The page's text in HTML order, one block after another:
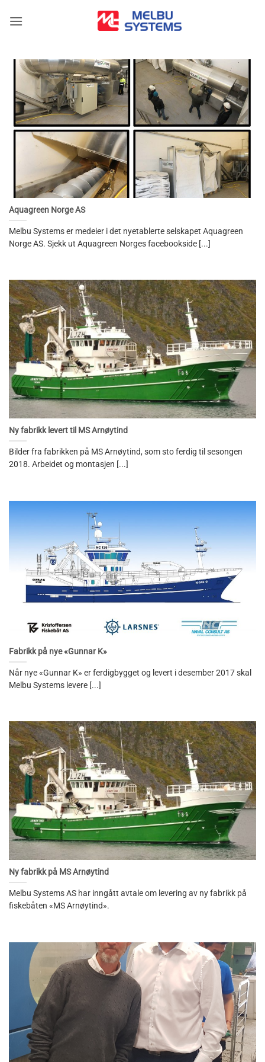
Aquagreen Norge AS
Melbu Systems er medeier i det nyetablerte selskapet Aquagreen
Norge AS. Sjekk ut Aquagreen Norges facebookside [...]
Ny fabrikk levert til MS Arnøytind
Bilder fra fabrikken på MS Arnøytind, som sto ferdig til sesongen
2018. Arbeidet og montasjen [...]
Fabrikk på nye «Gunnar K»
Når nye «Gunnar K» er ferdigbygget og levert i desember 2017 skal
Melbu Systems levere [...]
Ny fabrikk på MS Arnøytind
Melbu Systems AS har inngått avtale om levering av ny fabrikk på
fiskebåten «MS Arnøytind».